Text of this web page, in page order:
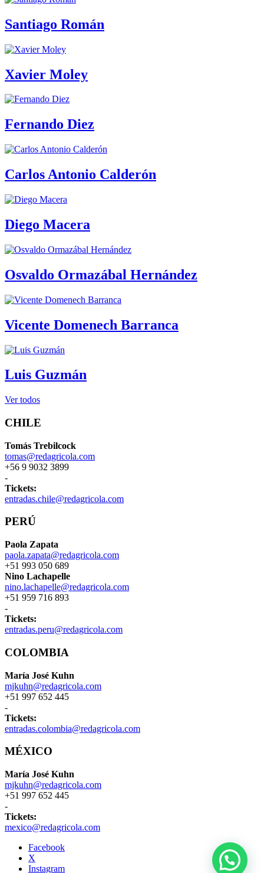
Santiago Román
Xavier Moley
Fernando Diez
Carlos Antonio Calderón
Diego Macera
Osvaldo Ormazábal Hernández
Vicente Domenech Barranca
Luis Guzmán
Ver todos
CHILE
Tomás Trebilcock
tomas@redagricola.com
+56 9 9032 3899
-
Tickets:
entradas.chile@redagricola.com
PERÚ
Paola Zapata
paola.zapata@redagricola.com
+51 993 050 689
Nino Lachapelle
nino.lachapelle@redagricola.com
+51 959 716 893
-
Tickets:
entradas.peru@redagricola.com
COLOMBIA
María José Kuhn
mjkuhn@redagricola.com
+51 997 652 445
-
Tickets:
entradas.colombia@redagricola.com
MÉXICO
María José Kuhn
mjkuhn@redagricola.com
+51 997 652 445
-
Tickets:
mexico@redagricola.com
Facebook
X
Instagram